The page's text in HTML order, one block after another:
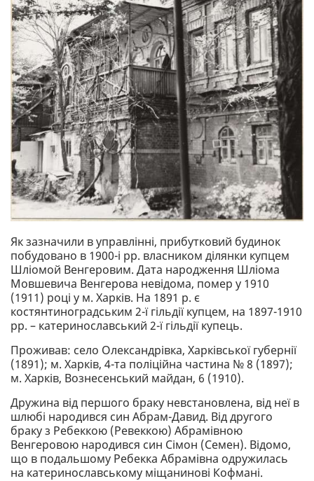
Як зазначили в управлінні, прибутковий будинок
побудовано в 1900-і рр. власником ділянки купцем
Шліомой Венгеровим. Дата народження Шліома
Мовшевича Венгерова невідома, помер у 1910
(1911) році у м. Харків. На 1891 р. є
костянтиноградським 2-ї гільдії купцем, на 1897-1910
рр. – катеринославський 2-ї гільдії купець.
Проживав: село Олександрівка, Харківської губернії
(1891); м. Харків, 4-та поліційна частина № 8 (1897);
м. Харків, Вознесенський майдан, 6 (1910).
Дружина від першого браку невстановлена, від неї в
шлюбі народився син Абрам-Давид. Від другого
браку з Ребеккою (Ревеккою) Абрамівною
Венгеровою народився син Сімон (Семен). Відомо,
що в подальшому Ребекка Абрамівна одружилась
на катеринославському міщанинові Кофмані.